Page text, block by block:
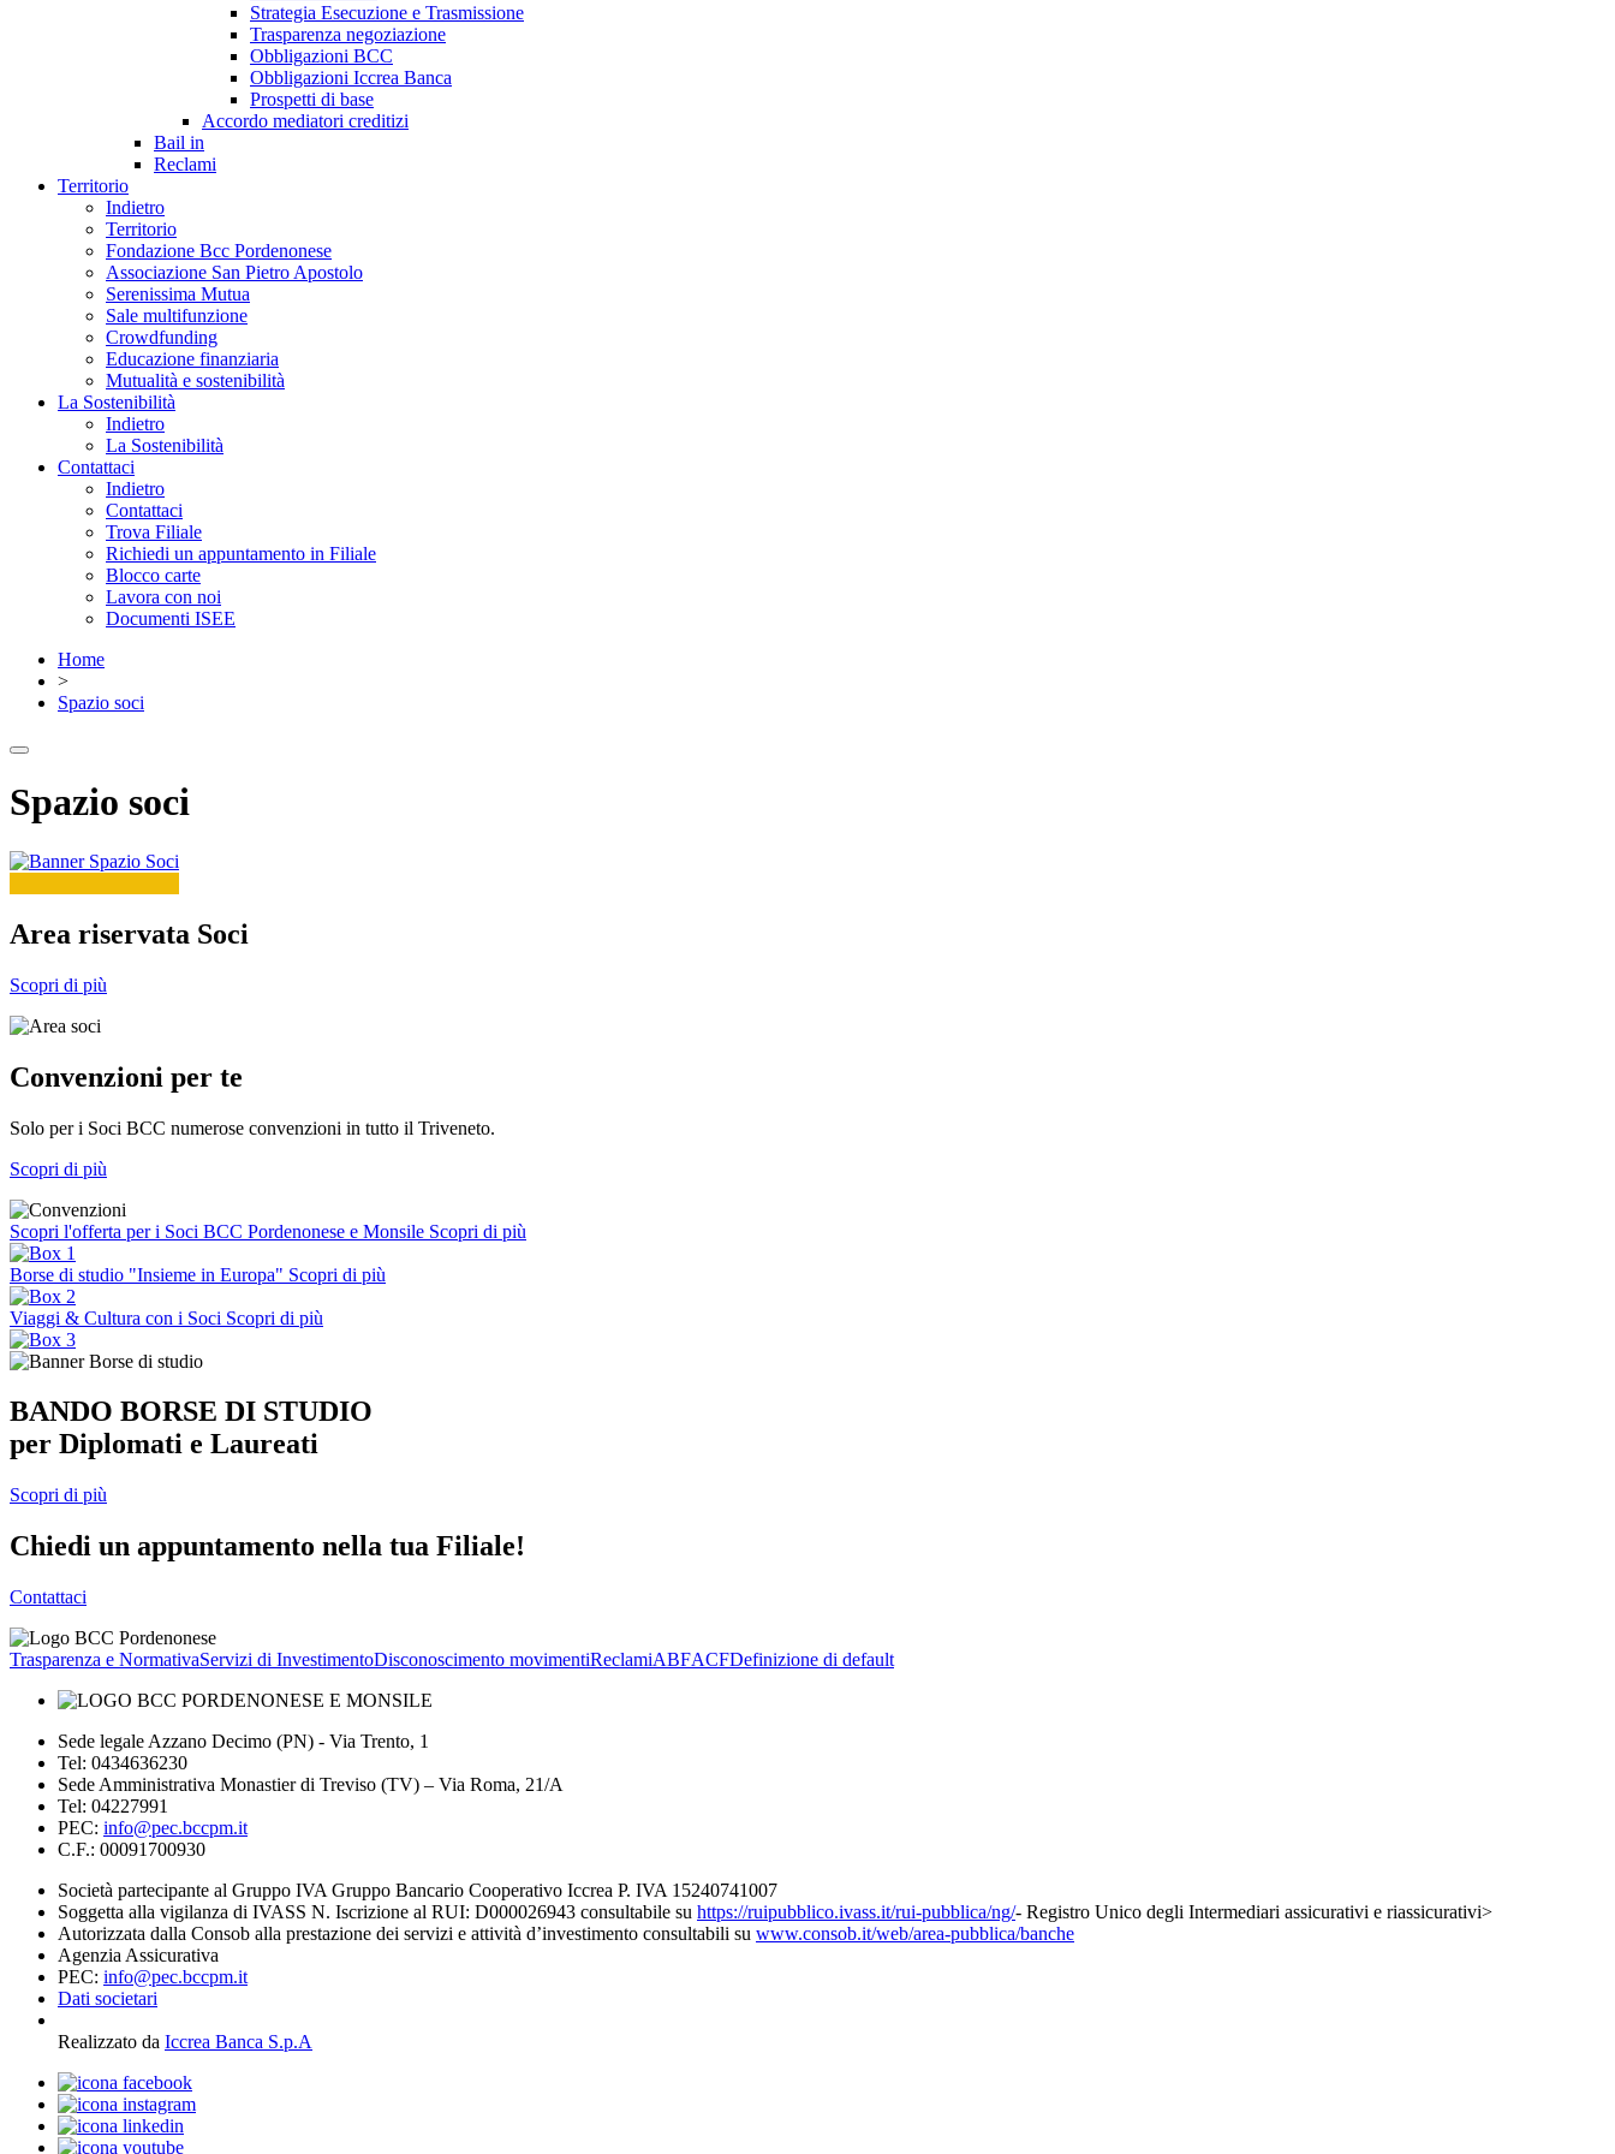
Strategia Esecuzione e Trasmissione
Trasparenza negoziazione
Obbligazioni BCC
Obbligazioni Iccrea Banca
Prospetti di base
Accordo mediatori creditizi
Bail in
Reclami
Territorio
Indietro
Territorio
Fondazione Bcc Pordenonese
Associazione San Pietro Apostolo
Serenissima Mutua
Sale multifunzione
Crowdfunding
Educazione finanziaria
Mutualità e sostenibilità
La Sostenibilità
Indietro
La Sostenibilità
Contattaci
Indietro
Contattaci
Trova Filiale
Richiedi un appuntamento in Filiale
Blocco carte
Lavora con noi
Documenti ISEE
Home
>
Spazio soci
Spazio soci
Area riservata Soci
Scopri di più
Convenzioni per te
Solo per i Soci BCC numerose convenzioni in tutto il Triveneto.
Scopri di più
Scopri l'offerta per i Soci BCC Pordenonese e Monsile Scopri di più
Borse di studio "Insieme in Europa" Scopri di più
Viaggi & Cultura con i Soci Scopri di più
BANDO BORSE DI STUDIO
per Diplomati e Laureati
Scopri di più
Chiedi un appuntamento nella tua Filiale!
Contattaci
Trasparenza e NormativaServizi di InvestimentoDisconoscimento movimentiReclamiABFACFDefinizione di default
Sede legale Azzano Decimo (PN) - Via Trento, 1
Tel: 0434636230
Sede Amministrativa Monastier di Treviso (TV) – Via Roma, 21/A
Tel: 04227991
PEC: info@pec.bccpm.it
C.F.: 00091700930
Società partecipante al Gruppo IVA Gruppo Bancario Cooperativo Iccrea P. IVA 15240741007
Soggetta alla vigilanza di IVASS N. Iscrizione al RUI: D000026943 consultabile su https://ruipubblico.ivass.it/rui-pubblica/ng/- Registro Unico degli Intermediari assicurativi e riassicurativi>
Autorizzata dalla Consob alla prestazione dei servizi e attività d’investimento consultabili su www.consob.it/web/area-pubblica/banche
Agenzia Assicurativa
PEC: info@pec.bccpm.it
Dati societari
Realizzato da Iccrea Banca S.p.A